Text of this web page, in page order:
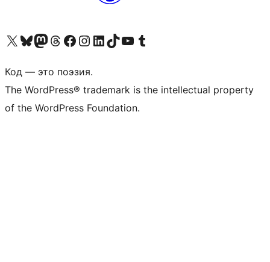
Посетите нас в X (ранее Twitter)
Посетите нашу учётную запись в Bluesky
Посетите нашу ленту в Mastodon
Посетите нашу учётную запись в Threads
Посетите нашу страницу на Facebook
Посетите наш Instagram
Посетите нашу страницу в LinkedIn
Посетите нашу учётную запись в TikTok
Посетите наш канал YouTube
Посетите нашу учётную запись в Tumblr
Код — это поэзия.
The WordPress® trademark is the intellectual property
of the WordPress Foundation.